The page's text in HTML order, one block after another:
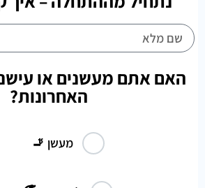
האם אתם מעשנים או
האחרונות?
מעשן 🚬